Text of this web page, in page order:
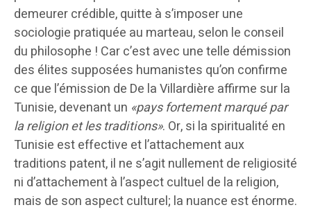
demeurer crédible, quitte à s’imposer une
sociologie pratiquée au marteau, selon le conseil
du philosophe ! Car c’est avec une telle démission
des élites supposées humanistes qu’on confirme
ce que l’émission de De la Villardière affirme sur la
Tunisie, devenant un «pays fortement marqué par
la religion et les traditions». Or, si la spiritualité en
Tunisie est effective et l’attachement aux
traditions patent, il ne s’agit nullement de religiosité
ni d’attachement à l’aspect cultuel de la religion,
mais de son aspect culturel; la nuance est énorme.